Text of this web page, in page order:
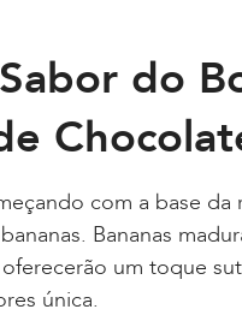
do
com a base da
Bananas
um toque
única.